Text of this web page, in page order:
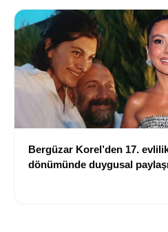
Bergüzar Korel’den 17.
dönümünde duygusal